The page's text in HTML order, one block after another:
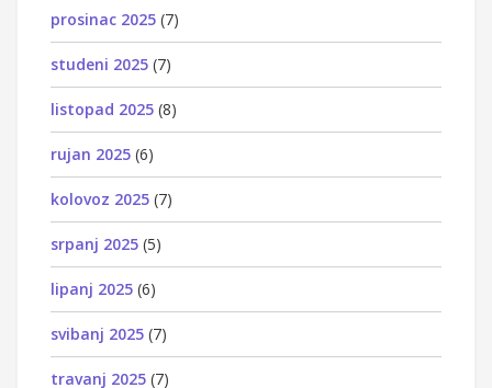
prosinac 2025 (7)
studeni 2025 (7)
listopad 2025 (8)
rujan 2025 (6)
kolovoz 2025 (7)
srpanj 2025 (5)
lipanj 2025 (6)
svibanj 2025 (7)
travanj 2025 (7)